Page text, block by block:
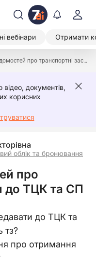
вебінари Отримати
Передача відомостей про транспортні засоби до ТЦК та СП
документів,
корисних
облік та бронювання
про
до ТЦК та СП
до ТЦК та
тз?
про отримання